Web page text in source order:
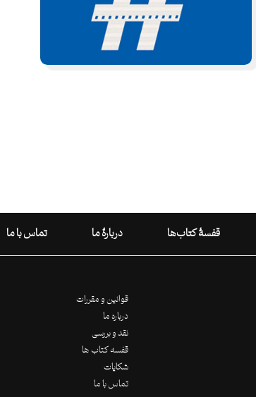
قفسۀ کتاب‌ها دربارۀ ما تماس با ما
قوانین و مقررات
درباره ما
نقد و بررسی
قفسه کتاب ها
شکایات
تماس با ما